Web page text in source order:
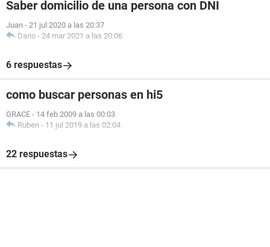
Saber domicilio de una persona con DNI
Juan - 21 jul 2020 a las 20:37
Dario - 24 mar 2021 a las 20:06
6 respuestas
como buscar personas en hi5
GRACE - 14 feb 2009 a las 00:03
Ruben - 11 jul 2019 a las 02:04
22 respuestas